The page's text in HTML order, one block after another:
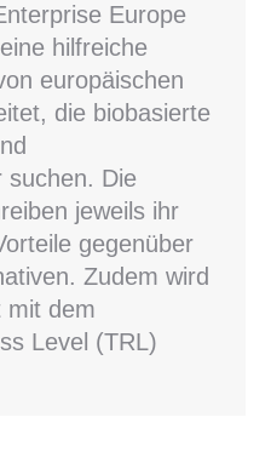
Europe
hilfreiche
europäischen
die biobasierte
suchen. Die
jeweils ihr
gegenüber
Zudem wird
mit dem
Level (TRL)